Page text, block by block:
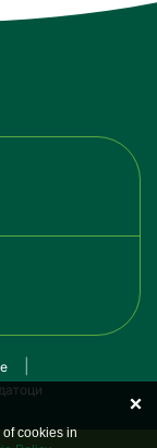
cookies in